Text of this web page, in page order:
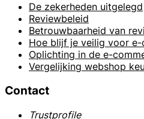
De zekerheden uitgelegd
Reviewbeleid
Betrouwbaarheid van
Hoe blijf je veilig voor
Oplichting in de e-
Vergelijking webshop
Contact
Trustprofile